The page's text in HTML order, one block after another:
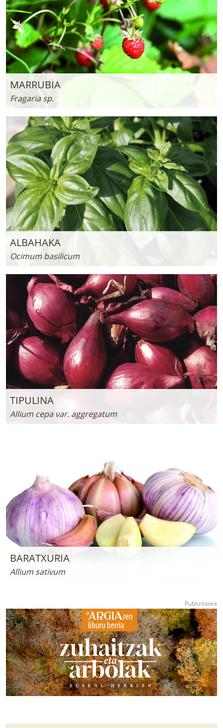
MARRUBIA
Fragaria sp.
ALBAHAKA
Ocimum basilicum
TIPULINA
Allium cepa var. aggregatum
BARATXURIA
Allium sativum